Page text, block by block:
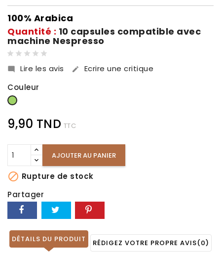
100% Arabica
Quantité : 10 capsules compatible avec
machine Nespresso
 Lire les avis 
Ecrire une critique
Couleur
Vert
9,90 TND TTC
AJOUTER AU PANIER
 Rupture de stock
Partager
DÉTAILS DU PRODUIT RÉDIGEZ VOTRE PROPRE AVIS(0)